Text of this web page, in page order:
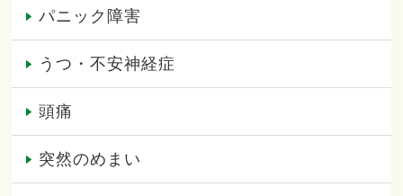
パニック障害
うつ・不安神経症
頭痛
突然のめまい